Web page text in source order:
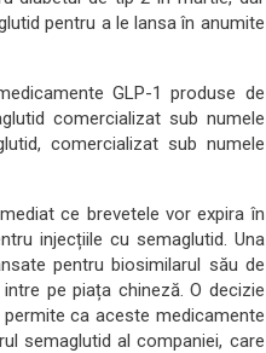
pentru a le lansa în anumite
GLP-1 produse de
comercializat sub numele
comercializat sub numele
ce brevetele vor expira în
injecțiile cu semaglutid. Una
pentru biosimilarul său de
pe piața chineză. O decizie
ca aceste medicamente
semaglutid al companiei, care